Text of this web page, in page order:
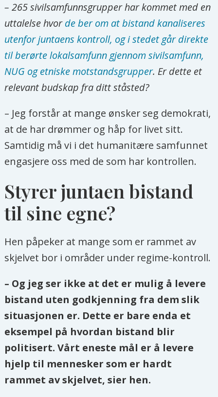
– 265 sivilsamfunnsgrupper har kommet med en
uttalelse hvorde ber om at bistand kanaliseres
utenfor juntaens kontroll, og i stedet går direkte
til berørte lokalsamfunn gjennom sivilsamfunn,
NUG og etniske motstandsgrupper. Er dette et
relevant budskap fra ditt ståsted?
– Jeg forstår at mange ønsker seg demokrati,
at de har drømmer og håp for livet sitt.
Samtidig må vi i det humanitære samfunnet
engasjere oss med de som har kontrollen.
Styrer juntaen bistand
til sine egne?
Hen påpeker at mange som er rammet av
skjelvet bor i områder under regime-kontroll.
– Og jeg ser ikke at det er mulig å levere
bistand uten godkjenning fra dem slik
situasjonen er. Dette er bare enda et
eksempel på hvordan bistand blir
politisert. Vårt eneste mål er å levere
hjelp til mennesker som er hardt
rammet av skjelvet, sier hen.